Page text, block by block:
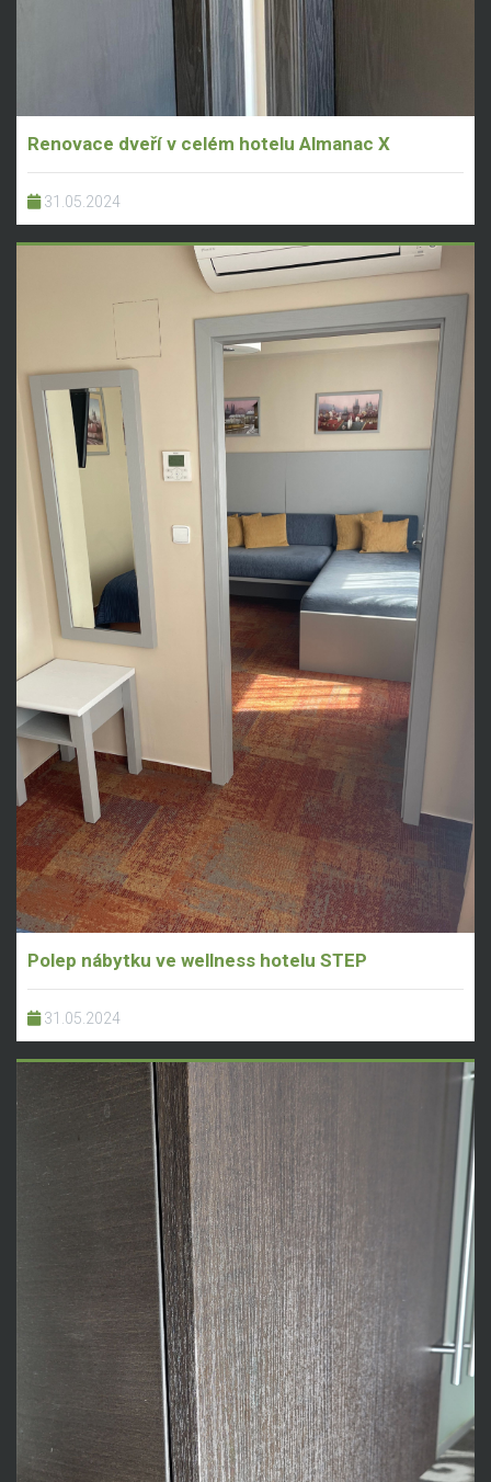
Renovace dveří v celém hotelu Almanac X
31.05.2024
Polep nábytku ve wellness hotelu STEP
31.05.2024